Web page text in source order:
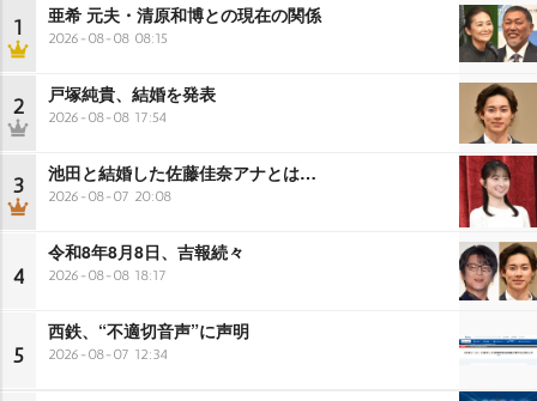
1 亜希 元夫・清原和博との現在の関係
2026-08-08 08:15
2 戸塚純貴、結婚を発表
2026-08-08 17:54
3 池田と結婚した佐藤佳奈アナとは…
2026-08-07 20:08
4
令和8年8月8日、吉報続々
2026-08-08 18:17
5
西鉄、“不適切音声”に声明
2026-08-07 12:34